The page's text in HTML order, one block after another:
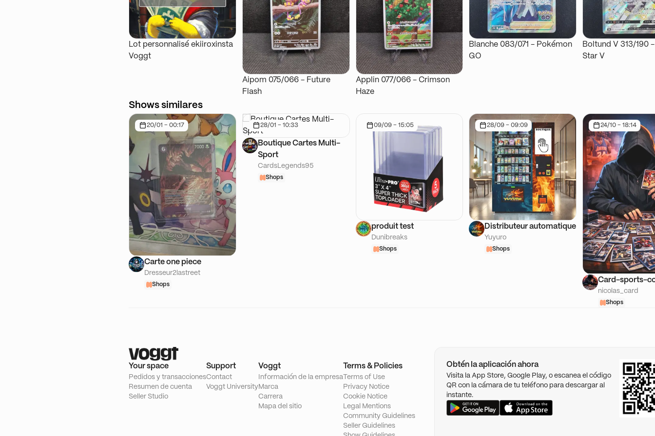
Lot personnalisé ekiiroxinsta
Voggt
Aipom 075/066 - Future
Flash
Applin 077/066 - Crimson
Haze
Blanche 083/071 - Pokémon
GO
Boltund V 313/190
Star V
Shows similares
20/01 - 00:17
Carte one piece
Dresseur2lastreet
Shops
28/01 - 10:33
Boutique Cartes Multi-
Sport
CardsLegends95
Shops
09/09 - 15:05
produit test
Dunibreaks
Shops
28/09 - 09:09
Distributeur automatique
Yuyuro
Shops
24/10 - 18:14
Card-sports-
nicolas_card
Shops
Your space
Pedidos y transacciones
Resumen de cuenta
Seller Studio
Support
Contact
Voggt University
Voggt
Información de la empresa
Marca
Carrera
Mapa del sitio
Terms & Policies
Terms of Use
Privacy Notice
Cookie Notice
Legal Mentions
Community Guidelines
Seller Guidelines
Obtén la aplicación ahora
Visita la App Store, Google Play, o escanea el código
QR con la cámara de tu teléfono para descargar al
instante.